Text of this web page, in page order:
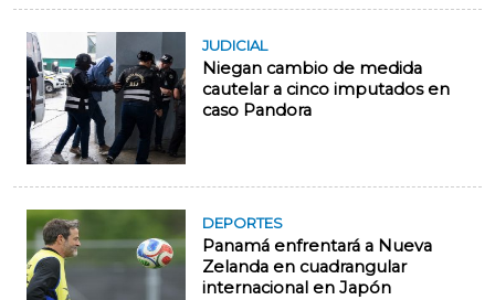
JUDICIAL
Niegan cambio de medida
cautelar a cinco imputados en
caso Pandora
DEPORTES
Panamá enfrentará a Nueva
Zelanda en cuadrangular
internacional en Japón